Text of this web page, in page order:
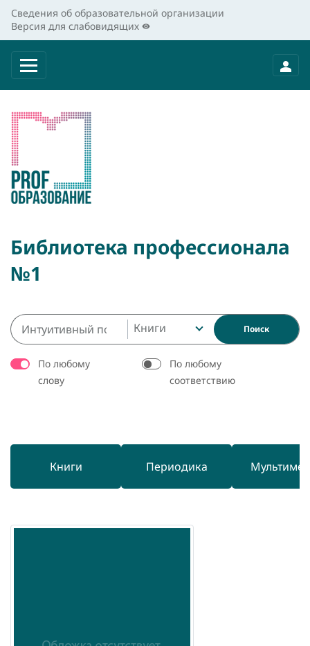
Сведения об образовательной организации
Версия для слабовидящих
Библиотека профессионала
№1
Книги Поиск
По любому
слову
По любому
соответствию
Книги Периодика